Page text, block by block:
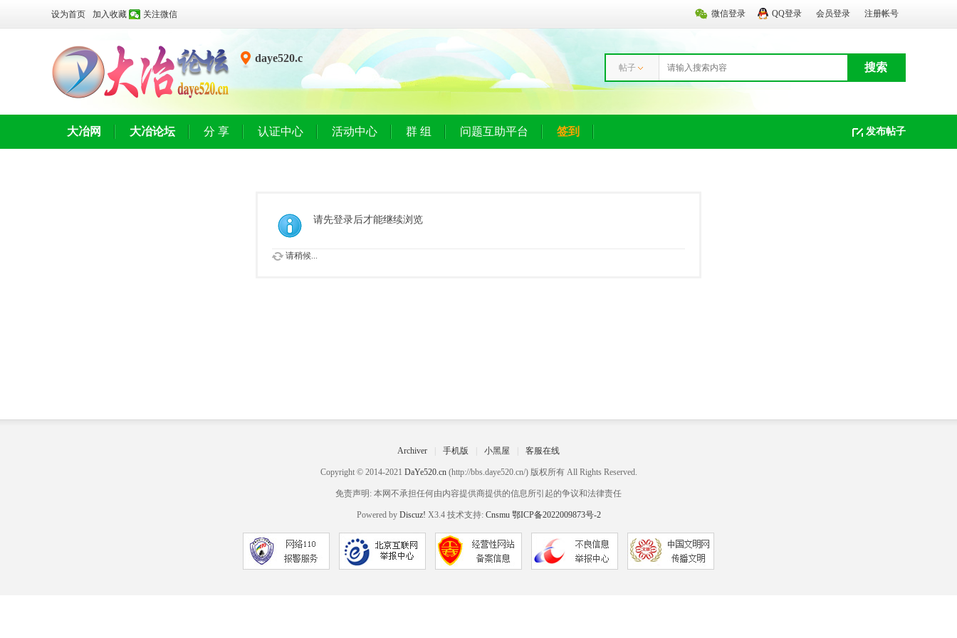
微信登录 QQ登录 会员登录 注册帐号
设为首页 加入收藏 关注微信
daye520.c
帖子 搜索
发布帖子
大冶网 大冶论坛 分 享 认证中心 活动中心 群 组 问题互助平台 签到
请先登录后才能继续浏览
请稍候...
Archiver 手机版 小黑屋 客服在线
Copyright © 2014-2021 DaYe520.cn(http://bbs.daye520.cn/) 版权所有 All Rights Reserved.
免责声明: 本网不承担任何由内容提供商提供的信息所引起的争议和法律责任
Powered by Discuz! X3.4 技术支持: Cnsmu 鄂ICP备2022009873号-2